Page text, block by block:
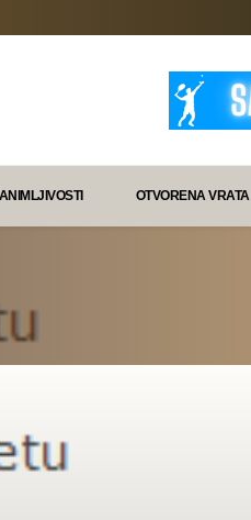
OTVORENA VRATA